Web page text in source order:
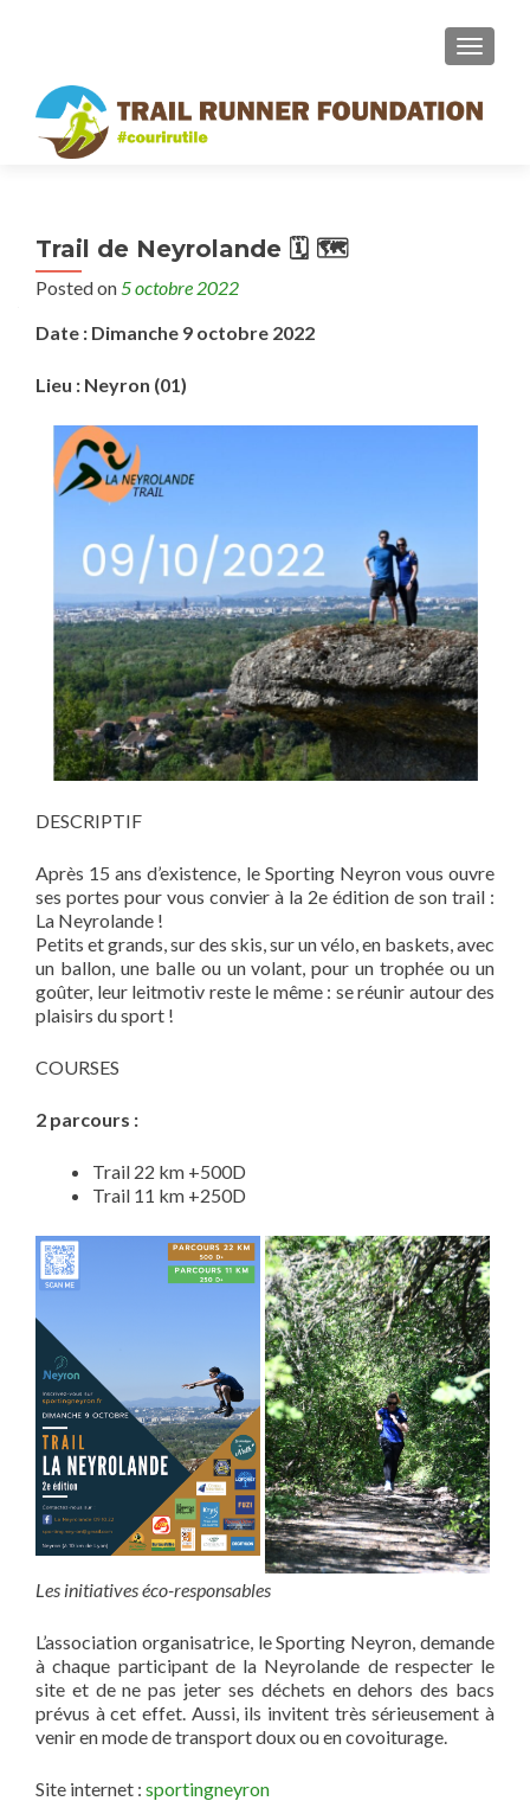
MENU
Trail de Neyrolande 🗓 🗺
Posted on5 octobre 2022
Date : Dimanche 9 octobre 2022
Lieu : Neyron (01)
DESCRIPTIF
Après 15 ans d’existence, le Sporting Neyron vous ouvre
ses portes pour vous convier à la 2e édition de son trail :
La Neyrolande !
Petits et grands, sur des skis, sur un vélo, en baskets, avec
un ballon, une balle ou un volant, pour un trophée ou un
goûter, leur leitmotiv reste le même : se réunir autour des
plaisirs du sport !
COURSES
2 parcours :
Trail 22 km +500D
Trail 11 km +250D
Les initiatives éco-responsables
L’association organisatrice, le Sporting Neyron, demande
à chaque participant de la Neyrolande de respecter le
site et de ne pas jeter ses déchets en dehors des bacs
prévus à cet effet. Aussi, ils invitent très sérieusement à
venir en mode de transport doux ou en covoiturage.
Site internet : sportingneyron